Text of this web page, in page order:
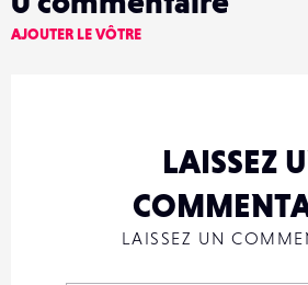
AJOUTER LE VÔTRE
LAISSEZ
LAISSEZ UN